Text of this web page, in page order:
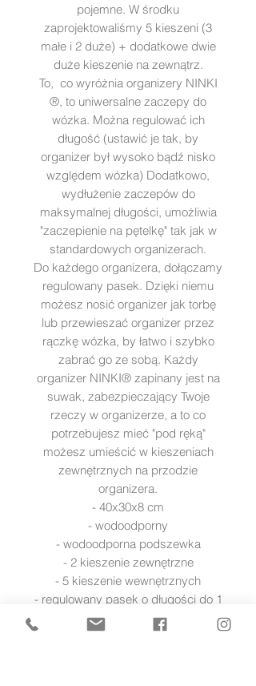
pojemne. W środku
zaprojektowaliśmy 5 kieszeni (3
małe i 2 duże) + dodatkowe dwie
duże kieszenie na zewnątrz.
To, co wyróżnia organizery NINKI
®, to uniwersalne zaczepy do
wózka. Można regulować ich
długość (ustawić je tak, by
organizer był wysoko bądź nisko
względem wózka) Dodatkowo,
wydłużenie zaczepów do
maksymalnej długości, umożliwia
"zaczepienie na pętelkę" tak jak w
standardowych organizerach.
Do każdego organizera, dołączamy
regulowany pasek. Dzięki niemu
możesz nosić organizer jak torbę
lub przewieszać organizer przez
rączkę wózka, by łatwo i szybko
zabrać go ze sobą. Każdy
organizer NINKI® zapinany jest na
suwak, zabezpieczający Twoje
rzeczy w organizerze, a to co
potrzebujesz mieć "pod ręką"
możesz umieścić w kieszeniach
zewnętrznych na przodzie
organizera.
- 40x30x8 cm
- wodoodporny
- wodoodporna podszewka
- 2 kieszenie zewnętrzne
- 5 kieszenie wewnętrznych
- regulowany pasek o długości do 1
m (w zestawie)
- regulowane zaczepy do wózka